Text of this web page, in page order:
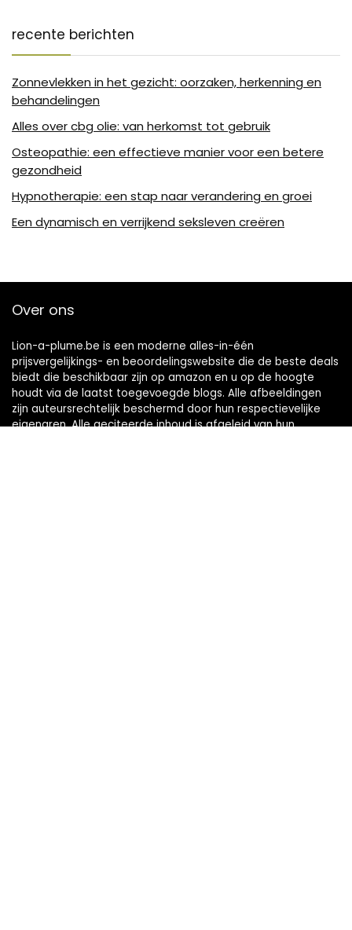
recente berichten
Zonnevlekken in het gezicht: oorzaken, herkenning en
behandelingen
Alles over cbg olie: van herkomst tot gebruik
Osteopathie: een effectieve manier voor een betere
gezondheid
Hypnotherapie: een stap naar verandering en groei
Een dynamisch en verrijkend seksleven creëren
Over ons
Lion-a-plume.be is een moderne alles-in-één
prijsvergelijkings- en beoordelingswebsite die de beste deals
biedt die beschikbaar zijn op amazon en u op de hoogte
houdt via de laatst toegevoegde blogs. Alle afbeeldingen
zijn auteursrechtelijk beschermd door hun respectievelijke
eigenaren. Alle geciteerde inhoud is afgeleid van hun